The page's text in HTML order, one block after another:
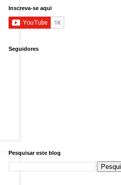
Inscreva-se aqui
Seguidores
Pesquisar este blog